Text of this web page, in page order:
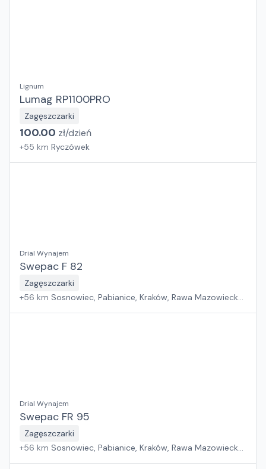
Lignum
Lumag RP1100PRO
Zagęszczarki
100.00 zł/dzień
+55 km Ryczówek
Drial Wynajem
Swepac F 82
Zagęszczarki
+56 km Sosnowiec, Pabianice, Kraków, Rawa Mazowiecka,
Drial Wynajem
Swepac FR 95
Zagęszczarki
+56 km Sosnowiec, Pabianice, Kraków, Rawa Mazowiecka,